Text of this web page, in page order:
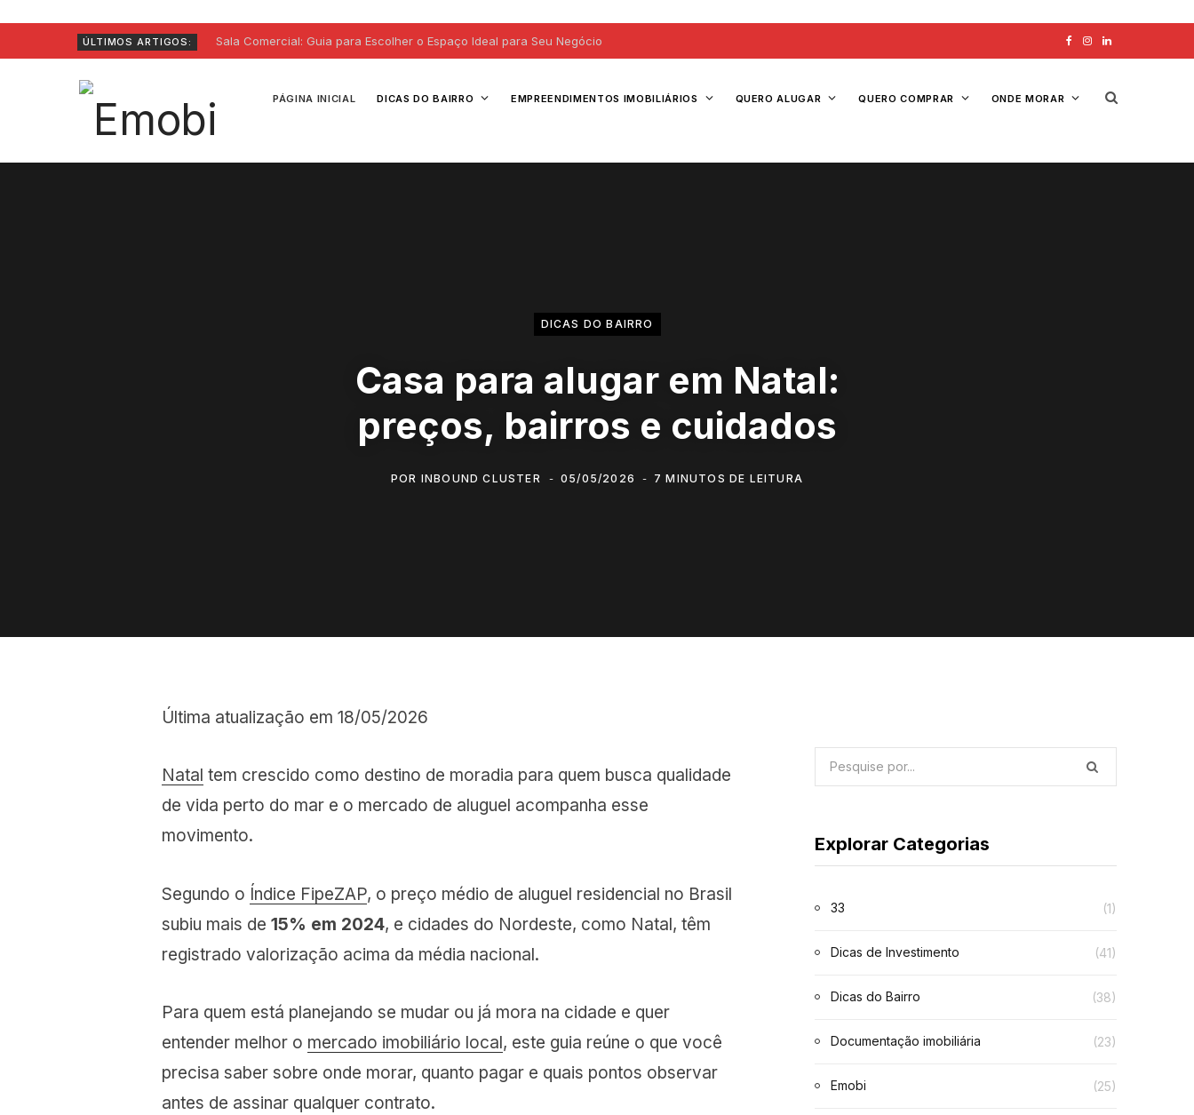
ÚLTIMOS ARTIGOS: Sala Comercial: Guia para Escolher o Espaço Ideal para Seu Negócio I L
PÁGINA INICIAL DICAS DO BAIRRO EMPREENDIMENTOS IMOBILIÁRIOS QUERO ALUGAR QUERO COMPRAR ONDE MORAR
DICAS DO BAIRRO
Casa para alugar em Natal:
preços, bairros e cuidados
POR INBOUND CLUSTER 05/05/2026 7 MINUTOS DE LEITURA
Última atualização em 18/05/2026
Natal tem crescido como destino de moradia para quem busca qualidade
de vida perto do mar e o mercado de aluguel acompanha esse
movimento.
Segundo o Índice FipeZAP, o preço médio de aluguel residencial no Brasil
subiu mais de 15% em 2024, e cidades do Nordeste, como Natal, têm
registrado valorização acima da média nacional.
Para quem está planejando se mudar ou já mora na cidade e quer
entender melhor o mercado imobiliário local, este guia reúne o que você
precisa saber sobre onde morar, quanto pagar e quais pontos observar
antes de assinar qualquer contrato.
Explorar Categorias
33 (1)
Dicas de Investimento (41)
Dicas do Bairro (38)
Documentação imobiliária (23)
Emobi (25)